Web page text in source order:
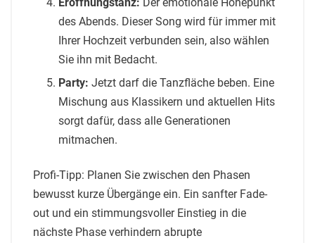
des Abends. Dieser Song wird für immer mit
Ihrer Hochzeit verbunden sein, also wählen
Sie ihn mit Bedacht.
Party: Jetzt darf die Tanzfläche beben. Eine
Mischung aus Klassikern und aktuellen Hits
sorgt dafür, dass alle Generationen
mitmachen.
Profi-Tipp: Planen Sie zwischen den Phasen
bewusst kurze Übergänge ein. Ein sanfter Fade-
out und ein stimmungsvoller Einstieg in die
nächste Phase verhindern abrupte